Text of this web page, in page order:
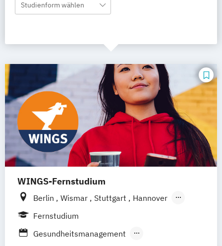
Studienform wählen
WINGS-Fernstudium
Berlin Wismar Stuttgart
Hannover
Leipzig
Frankfurt am Main
Nürnberg
Fernstudium
Gesundheitsmanagement